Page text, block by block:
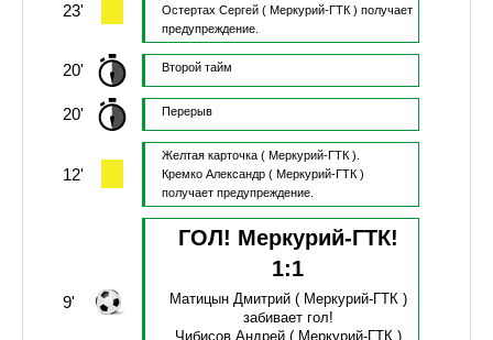
23'
Остертах Сергей( Меркурий-ГТК ) получает
предупреждение.
20' Второй тайм
20' Перерыв
12'
Желтая карточка ( Меркурий-ГТК ).
Кремко Александр( Меркурий-ГТК )
получает предупреждение.
9'
ГОЛ! Меркурий-ГТК!
1:1
Матицын Дмитрий( Меркурий-ГТК )
забивает гол!
Чибисов Андрей( Меркурий-ГТК )